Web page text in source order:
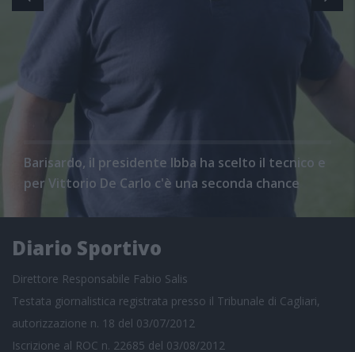
Barisardo, il presidente Ibba ha scelto il tecnico e
per Vittorio De Carlo c'è una seconda chance
Diario Sportivo
Direttore Responsabile Fabio Salis
Testata giornalistica registrata presso il Tribunale di Cagliari,
autorizzazione n. 18 del 03/07/2012
Iscrizione al ROC n. 22685 del 03/08/2012